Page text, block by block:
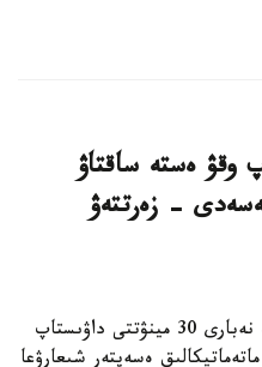
وقۋ ەستە ساقتاۋ
- زەرتتەۋ
استانا. KAZINFORM - كۇنىنە نەبارى 30 مينۋتتى داۋىستاپ
ەسەپتەر شىعارۋعا